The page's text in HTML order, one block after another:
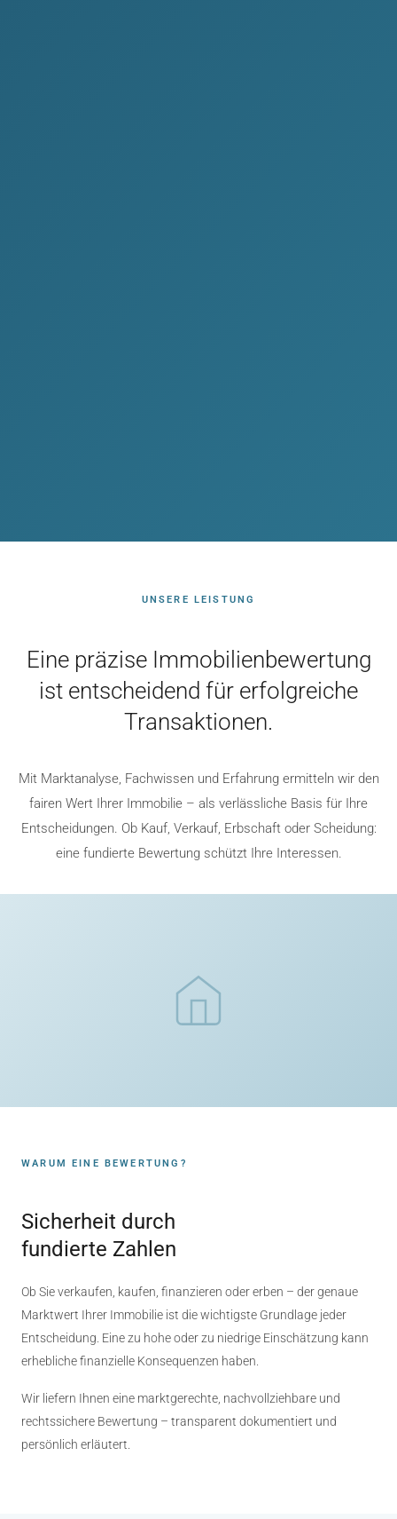
UNSERE LEISTUNG
Eine präzise Immobilienbewertung
ist entscheidend für erfolgreiche
Transaktionen.
Mit Marktanalyse, Fachwissen und Erfahrung ermitteln wir den
fairen Wert Ihrer Immobilie – als verlässliche Basis für Ihre
Entscheidungen. Ob Kauf, Verkauf, Erbschaft oder Scheidung:
eine fundierte Bewertung schützt Ihre Interessen.
WARUM EINE BEWERTUNG?
Sicherheit durch
fundierte Zahlen
Ob Sie verkaufen, kaufen, finanzieren oder erben – der genaue
Marktwert Ihrer Immobilie ist die wichtigste Grundlage jeder
Entscheidung. Eine zu hohe oder zu niedrige Einschätzung kann
erhebliche finanzielle Konsequenzen haben.
Wir liefern Ihnen eine marktgerechte, nachvollziehbare und
rechtssichere Bewertung – transparent dokumentiert und
persönlich erläutert.